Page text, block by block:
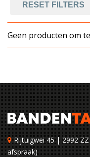
RESET FILTERS
Geen producten om
Rijtuigwei 45 | 2992
afspraak)